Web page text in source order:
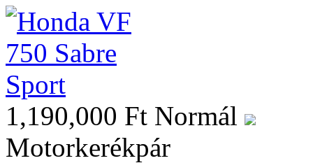
1,190,000 Ft Normál
Motorkerékpár